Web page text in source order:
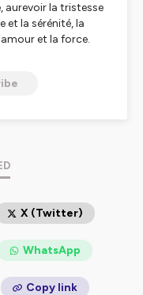
aurevoir la tristesse
et la sérénité, la
et la force.
X (Twitter)
WhatsApp
Copy link